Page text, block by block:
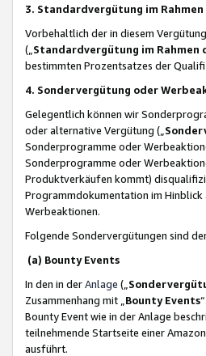
3. Standardvergütung im
Vorbehaltlich der in diesem
(„ Standardvergütung im Rahmen
bestimmten Prozentsatzes der
4. Sondervergütung oder
Gelegentlich können wir
oder alternative Vergütung („
Sonderprogramme oder
Sonderprogramme oder
Produktverkäufen kommt)
Programmdokumentation im
Werbeaktionen.
Folgende Sondervergütungen sind
(a) Bounty Events
In den in derAnlage („
Zusammenhang mit „ Bounty Events
Bounty Event wie in der Anlage
teilnehmende Startseite einer
ausführt.